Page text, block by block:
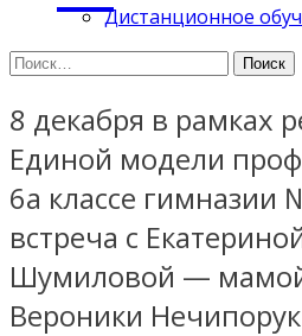
Дистанционное
Найти:
8 декабря в рамках
Единой модели
6а классе
встреча с
Шумиловой —
Вероники Нечипорук